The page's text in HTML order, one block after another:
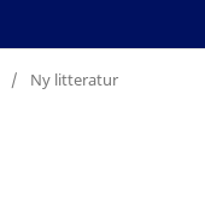
/ Ny litteratur